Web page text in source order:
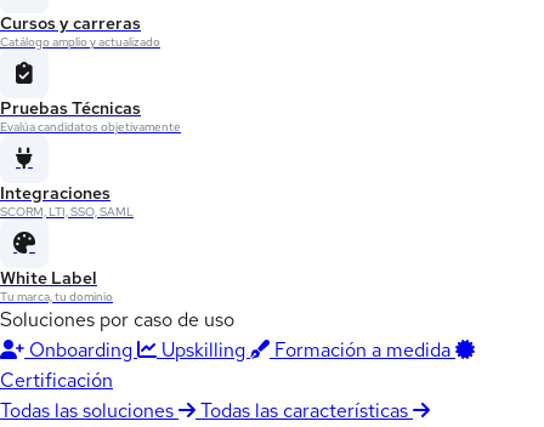
Cursos y carreras
Catálogo amplio y actualizado
Pruebas Técnicas
Evalúa candidatos objetivamente
Integraciones
SCORM, LTI, SSO, SAML
White Label
Tu marca, tu dominio
Soluciones por caso de uso
Onboarding
Upskilling
Formación a medida
Certificación
Todas las soluciones
Todas las características